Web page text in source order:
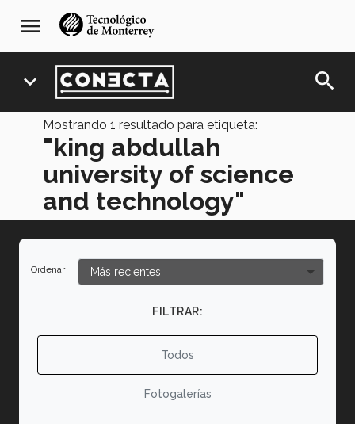
navegación
principal
menu
expand_more search
Mostrando 1 resultado para etiqueta:
"king abdullah
university of science
and technology"
Ordenar
FILTRAR:
Todos
Fotogalerías